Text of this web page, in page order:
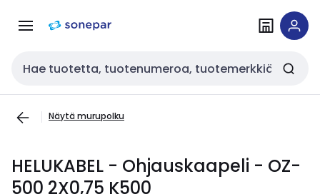
navigointiinsisältöön
Haku
Näytä murupolku
HELUKABEL - Ohjauskaapeli - OZ-
500 2X0,75 K500